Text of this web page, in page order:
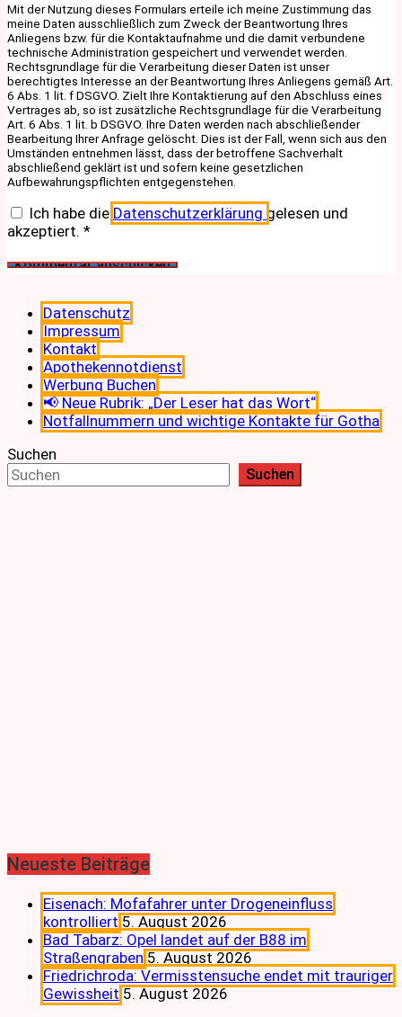
Mit der Nutzung dieses Formulars erteile ich meine Zustimmung das
meine Daten ausschließlich zum Zweck der Beantwortung Ihres
Anliegens bzw. für die Kontaktaufnahme und die damit verbundene
technische Administration gespeichert und verwendet werden.
Rechtsgrundlage für die Verarbeitung dieser Daten ist unser
berechtigtes Interesse an der Beantwortung Ihres Anliegens gemäß Art.
6 Abs. 1 lit. f DSGVO. Zielt Ihre Kontaktierung auf den Abschluss eines
Vertrages ab, so ist zusätzliche Rechtsgrundlage für die Verarbeitung
Art. 6 Abs. 1 lit. b DSGVO. Ihre Daten werden nach abschließender
Bearbeitung Ihrer Anfrage gelöscht. Dies ist der Fall, wenn sich aus den
Umständen entnehmen lässt, dass der betroffene Sachverhalt
abschließend geklärt ist und sofern keine gesetzlichen
Aufbewahrungspflichten entgegenstehen.
Ich habe die Datenschutzerklärung gelesen und
akzeptiert. *
Datenschutz
Impressum
Kontakt
Apothekennotdienst
Werbung Buchen
📢 Neue Rubrik: „Der Leser hat das Wort“
Notfallnummern und wichtige Kontakte für Gotha
Suchen
Suchen
Neueste Beiträge
Eisenach: Mofafahrer unter Drogeneinfluss
kontrolliert 5. August 2026
Bad Tabarz: Opel landet auf der B88 im
Straßengraben 5. August 2026
Friedrichroda: Vermisstensuche endet mit trauriger
Gewissheit 5. August 2026